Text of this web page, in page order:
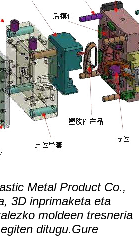
Metal Product Co.,
3D inprimaketa eta
moldeen tresneria
ditugu.Gure